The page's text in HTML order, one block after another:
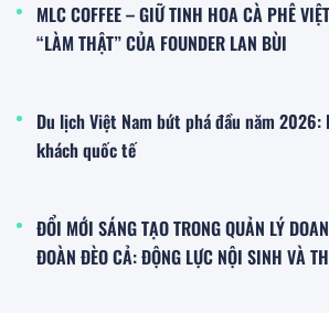
MLC COFFEE – GIỮ TINH HOA CÀ PHÊ
“LÀM THẬT” CỦA FOUNDER LAN BÙI
Du lịch Việt Nam bứt phá đầu năm
khách quốc tế
ĐỔI MỚI SÁNG TẠO TRONG QUẢN LÝ
ĐOÀN ĐÈO CẢ: ĐỘNG LỰC NỘI SINH VÀ